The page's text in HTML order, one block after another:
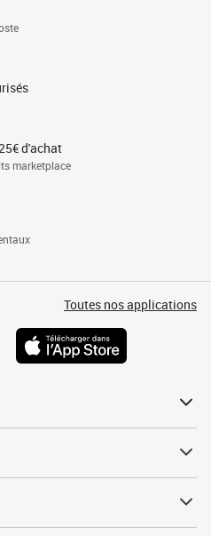
d'achat
marketplace
Toutes nos applications